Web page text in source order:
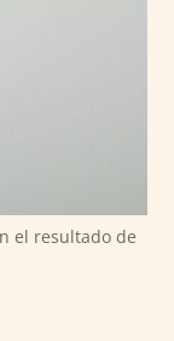
el resultado de